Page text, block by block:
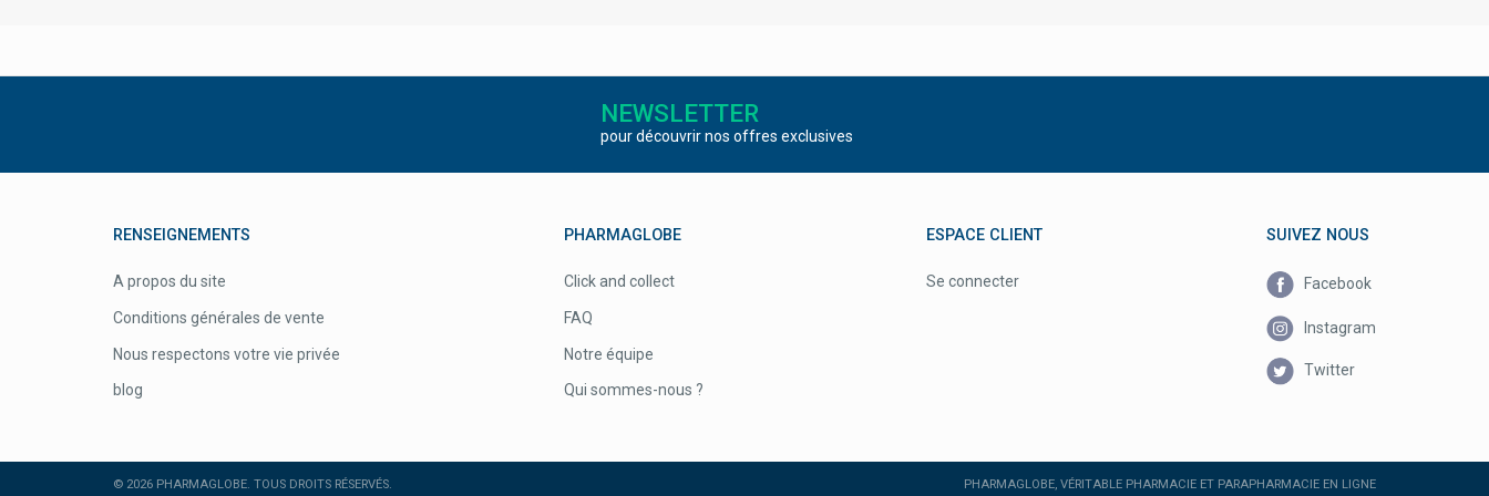
Niquitin Arrêter De Fumer
Nobaglove Gants
Nobamed
Nocco
Nordmark Pharma
Norsan Omega-3
NEWSLETTER
pour découvrir nos offres exclusives
RENSEIGNEMENTS
A propos du site
Conditions générales de vente
Nous respectons votre vie privée
blog
PHARMAGLOBE
Click and collect
FAQ
Notre équipe
Qui sommes-nous ?
ESPACE CLIENT
Se connecter
SUIVEZ NOUS
Facebook
Instagram
Twitter
© 2026 PHARMAGLOBE. TOUS DROITS RÉSERVÉS. PHARMAGLOBE, VÉRITABLE PHARMACIE ET PARAPHARMACIE EN LIGNE